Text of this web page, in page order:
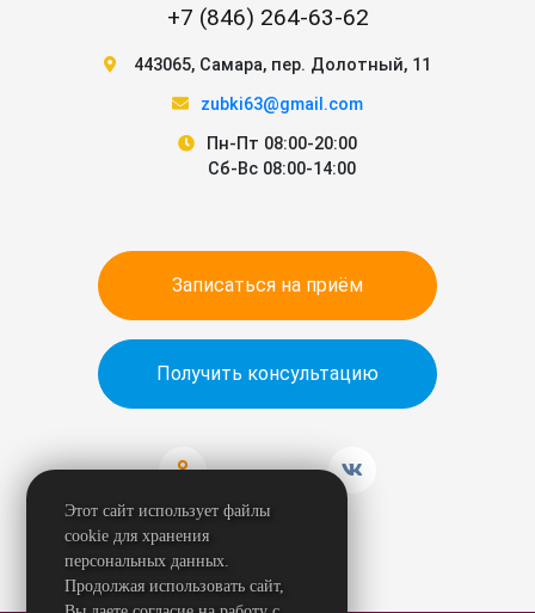
+7 (846) 264-63-62
443065, Самара, пер. Долотный, 11
zubki63@gmail.com
Пн-Пт 08:00-20:00
Сб-Вс 08:00-14:00
Записаться на приём
Получить консультацию
Этот сайт использует файлы
cookie для хранения
персональных данных.
Продолжая использовать сайт,